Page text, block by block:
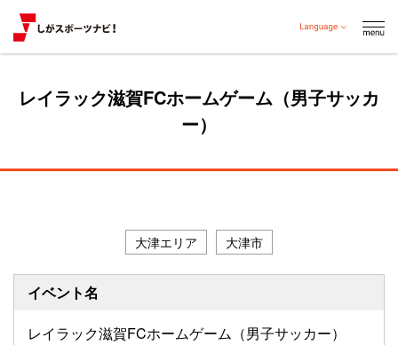
レイラック滋賀FCホームゲーム（男子サッカ
ー）
大津エリア 大津市
イベント名
レイラック滋賀FCホームゲーム（男子サッカー）